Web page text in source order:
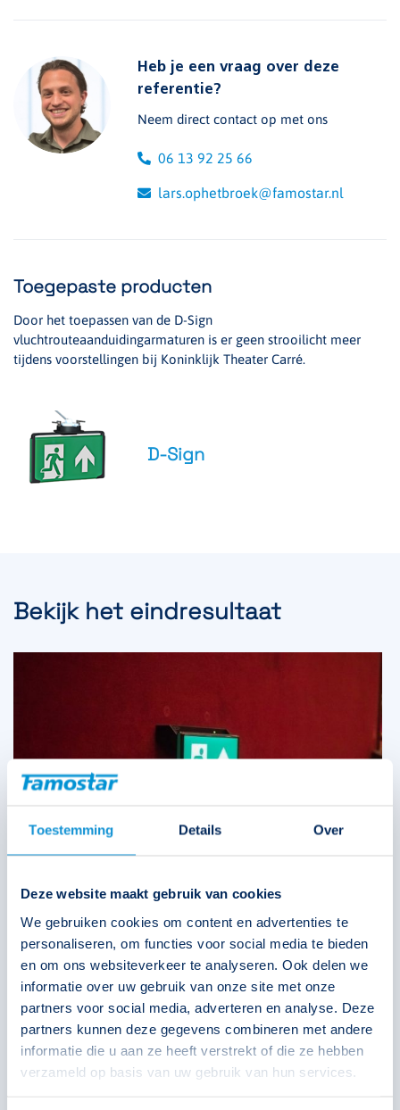
Toestemming Details Over
Deze website maakt gebruik van cookies
We gebruiken cookies om content en advertenties te
personaliseren, om functies voor social media te bieden
en om ons websiteverkeer te analyseren. Ook delen we
informatie over uw gebruik van onze site met onze
partners voor social media, adverteren en analyse. Deze
partners kunnen deze gegevens combineren met andere
informatie die u aan ze heeft verstrekt of die ze hebben
verzameld op basis van uw gebruik van hun services.
Heb je een vraag over deze
referentie?
Neem direct contact op met ons
06 13 92 25 66
lars.ophetbroek@famostar.nl
Toegepaste producten
Door het toepassen van de D-Sign
vluchtrouteaanduidingarmaturen is er geen strooilicht meer
tijdens voorstellingen bij Koninklijk Theater Carré.
D-Sign
Bekijk het eindresultaat